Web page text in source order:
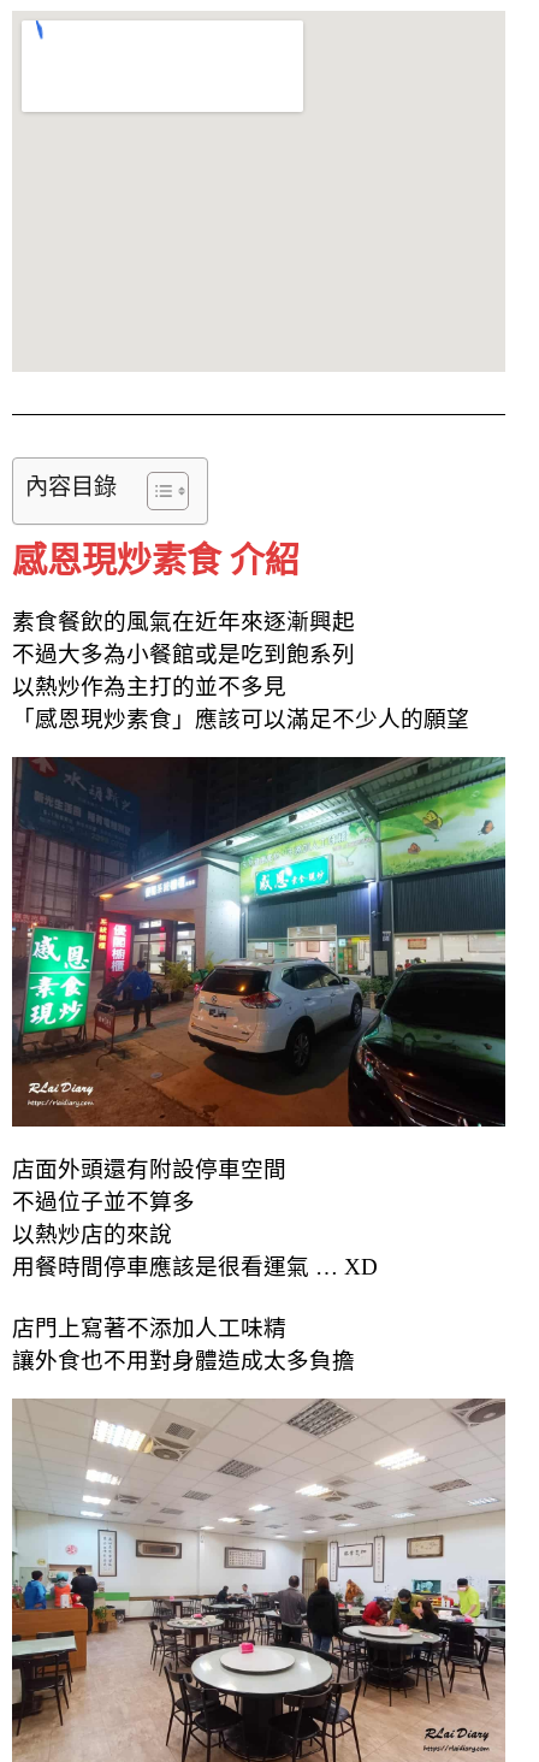
內容目錄
感恩現炒素食 介紹
素食餐飲的風氣在近年來逐漸興起
不過大多為小餐館或是吃到飽系列
以熱炒作為主打的並不多見
「感恩現炒素食」應該可以滿足不少人的願望
店面外頭還有附設停車空間
不過位子並不算多
以熱炒店的來說
用餐時間停車應該是很看運氣 … XD
店門上寫著不添加人工味精
讓外食也不用對身體造成太多負擔